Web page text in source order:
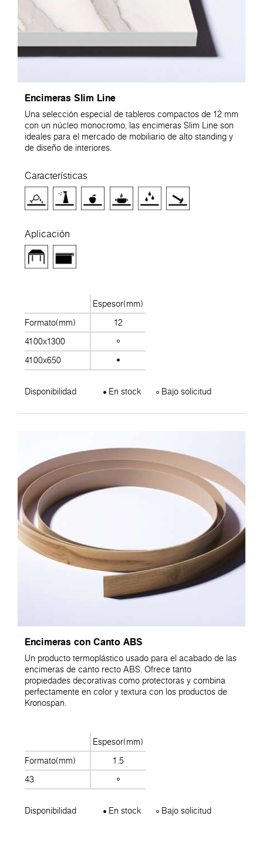
Encimeras Slim Line
Una selección especial de tableros compactos de 12 mm
con un núcleo monocromo, las encimeras Slim Line son
ideales para el mercado de mobiliario de alto standing y
de diseño de interiores.
Características
Aplicación
Espesor(mm)
Formato(mm)
12
4100x1300
4100x650
Disponibilidad En stock Bajo solicitud
Encimeras con Canto ABS
Un producto termoplástico usado para el acabado de las
encimeras de canto recto ABS. Ofrece tanto
propiedades decorativas como protectoras y combina
perfectamente en color y textura con los productos de
Kronospan.
Espesor(mm)
Formato(mm)
1.5
43
Disponibilidad En stock Bajo solicitud